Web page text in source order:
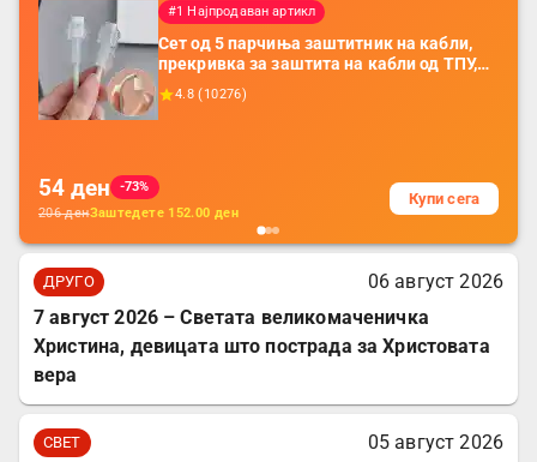
#1 Најпродаван артикл
Сет од 5 парчиња заштитник на кабли,
прекривка за заштита на кабли од ТПУ,
додатоци за заштита на кабли, без
батерија, за мобилни телефони, комплет
4.8 (10276)
54 ден
-73%
206денЗаштедете 152.00 ден
Купи сега
ДРУГО
06 август 2026
7 август 2026 – Светата великомаченичка
Христина, девицата што пострада за Христовата
вера
СВЕТ
05 август 2026